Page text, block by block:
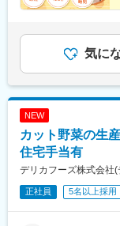
気に
NEW
カット野菜の生
住宅手当有
デリカフーズ株式会社
正社員 5名以上採用